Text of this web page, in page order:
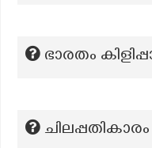
ഭാരതം